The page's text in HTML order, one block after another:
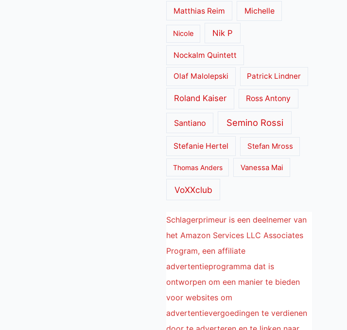
Matthias Reim Michelle
Nicole Nik P
Nockalm Quintett
Olaf Malolepski Patrick Lindner
Roland Kaiser Ross Antony
Santiano Semino Rossi
Stefanie Hertel Stefan Mross
Thomas Anders Vanessa Mai
VoXXclub
Schlagerprimeur is een deelnemer van
het Amazon Services LLC Associates
Program, een affiliate
advertentieprogramma dat is
ontworpen om een manier te bieden
voor websites om
advertentievergoedingen te verdienen